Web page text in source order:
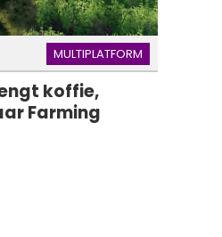
MULTIPLATFORM
koffie,
Farming